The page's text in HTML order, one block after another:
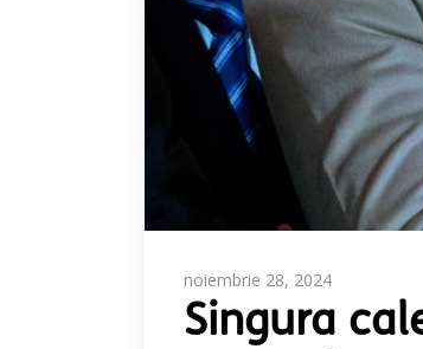
noiembrie 28, 2024
Singura